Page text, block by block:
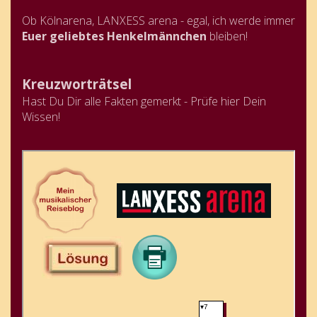
Ob Kölnarena, LANXESS arena - egal, ich werde immer
Euer geliebtes Henkelmännchen bleiben!
Kreuzworträtsel
Hast Du Dir alle Fakten gemerkt - Prüfe hier Dein
Wissen!